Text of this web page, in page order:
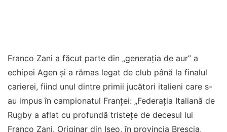
Franco Zani a făcut parte din „generația de aur” a
echipei Agen și a rămas legat de club până la finalul
carierei, fiind unul dintre primii jucători italieni care s-
au impus în campionatul Franței: „Federaţia Italiană de
Rugby a aflat cu profundă tristeţe de decesul lui
Franco Zani. Originar din Iseo, în provincia Brescia,